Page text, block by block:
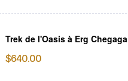
Trek de l'Oasis à Erg Chegaga
$640.00